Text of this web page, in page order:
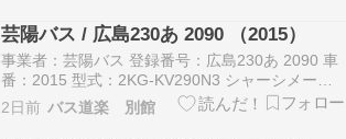
芸陽バス / 広島230あ 2090 （2015）
事業者：芸陽バス 登録番号：広島230あ 2090 車
番：2015 型式：2KG-KV290N3 シャーシメーカ
ー：日野 ボディメーカー：Ｊ−ＢＵＳ
2日前 バス道楽 別館